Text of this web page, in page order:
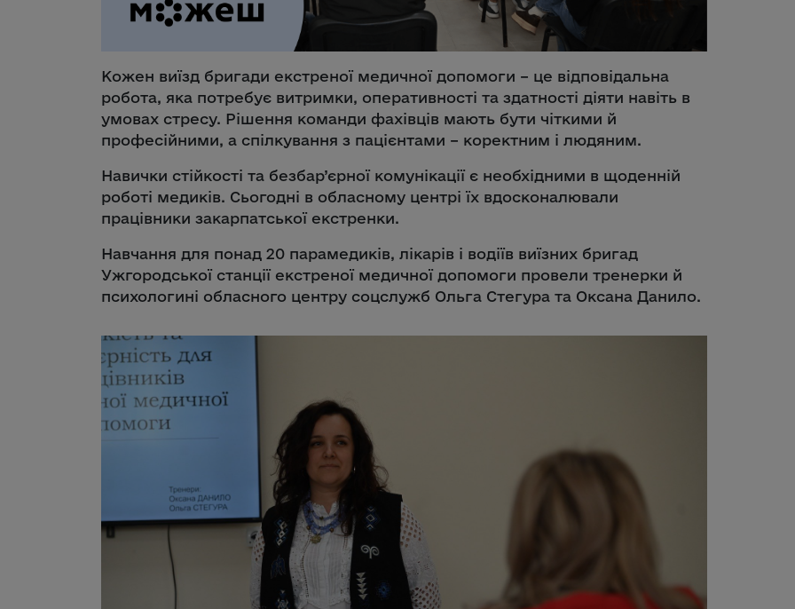
Кожен виїзд бригади екстреної медичної допомоги – це відповідальна
робота, яка потребує витримки, оперативності та здатності діяти навіть в
умовах стресу. Рішення команди фахівців мають бути чіткими й
професійними, а спілкування з пацієнтами – коректним і людяним.
Навички стійкості та безбар’єрної комунікації є необхідними в щоденній
роботі медиків. Сьогодні в обласному центрі їх вдосконалювали
працівники закарпатської екстренки.
Навчання для понад 20 парамедиків, лікарів і водіїв виїзних бригад
Ужгородської станції екстреної медичної допомоги провели тренерки й
психологині обласного центру соцслужб Ольга Стегура та Оксана Данило.